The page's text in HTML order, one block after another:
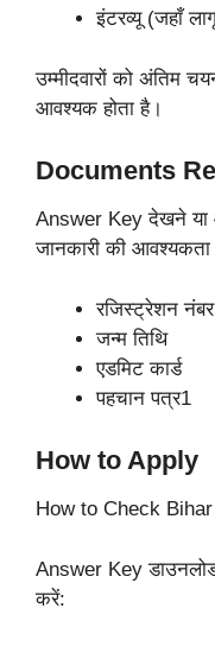
इंटरव्यू (जहाँ
उम्मीदवारों को अंतिम
आवश्यक होता है।
Documents
Answer Key देखने या
जानकारी की
रजिस्ट्रेशन नंबर
जन्म तिथि
एडमिट कार्ड
पहचान पत्र1
How to Apply
How to Check
Answer Key
करें: